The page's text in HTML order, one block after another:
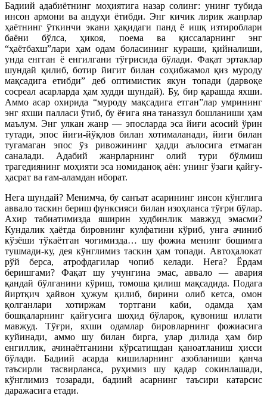
Бадиий адабиётнинг моҳиятига назар солинг: унинг тубида
инсон армони ва андуҳи ётибди. Энг кичик лирик жанрлар
ҳаётнинг ўткинчи экани ҳақидаги панд ё ишқ изтироблари
баёни бўлса, ҳикоя, поема ва қиссаларнинг энг
“ҳаётбахш”лари ҳам одам боласининг кураши, қийналиши,
унда енгган ё енгилгани тўғрисида бўлади. Фақат эртаклар
шундай қилиб, ботир йигит билан соҳибжамол қиз муроду
мақсадига етибди” деб оптимистик якун топади (дарвоқе
сосреал асарларда ҳам худди шундай). Бу, бир қарашда яхши.
Аммо асар охирида “муроду мақсадига етган”лар умрининг
энг яхши палласи ўтиб, бу ёғига яна таназзул бошланиши ҳам
маълум. Энг улкан жанр — эпосларда эса йиғи асосий ўрин
тутади, эпос йиғи-йўқлов билан хотималанади, йиғи билан
тугамаган эпос ўз ривожининг ҳадди аълосига етмаган
саналади. Адабий жанрларнинг олий тури бўлмиш
трагедиянинг моҳияти эса номиданоқ аён: унинг ўзаги қайғу-
ҳасрат ва ғам-аламдан иборат.
Нега шундай? Менимча, бу санъат асарининг инсон кўнглига
аввало таскин бериш функсияси билан изоҳланса тўғри бўлар.
Ахир табиатимизда яширин худбинлик мавжуд эмасми?
Кундалик ҳаётда бировнинг кулфатини кўриб, унга ачиниб
кўзёши тўкаётган чоғимизда… шу фожиа менинг бошимга
тушмади-ку, дея кўнглимиз таскин ҳам топади. Автоҳалокат
рўй берса, атрофдагилар чопиб келади. Нега? Ёрдам
беришгами? Фақат шу учунгина эмас, аввало — авария
қандай бўлганини кўриш, томоша қилиш мақсадида. Подага
йиртқич ҳайвон ҳужум қилиб, бирини олиб кетса, омон
қолганлари хотиржам тортгани каби, одамда ҳам
бошқаларнинг қайғусига шоҳид бўлароқ, қувониш иллати
мавжуд. Тўғри, яхши одамлар бировларнинг фожиасига
куйинади, аммо шу билан бирга, улар дилида ҳам бир
енгиллик, ачинаётганини кўрсатишдан қаноатланиш ҳисси
бўлади. Бадиий асарда кишиларнинг азобланиши қанча
таъсирли тасвирланса, руҳимиз шу қадар сокинлашади,
кўнглимиз тозаради, бадиий асарнинг таъсири катарсис
даражасига етади.